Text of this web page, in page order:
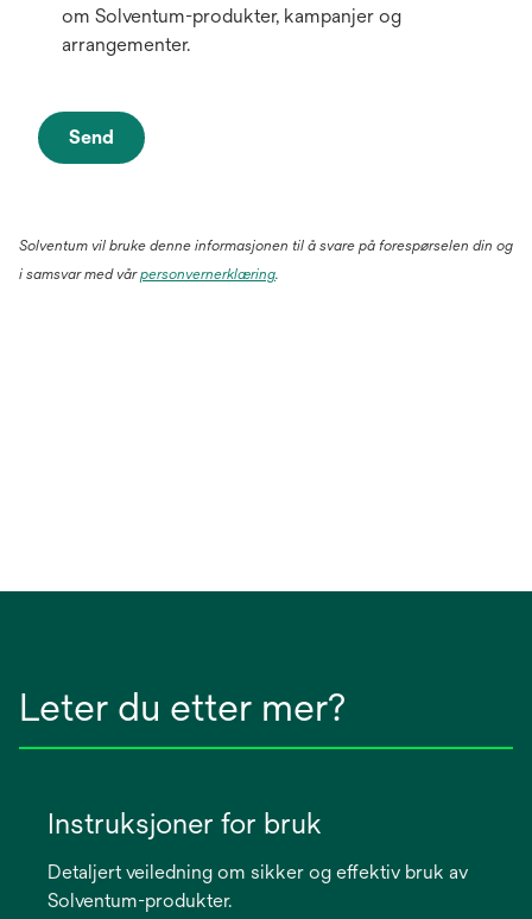
om Solventum-produkter, kampanjer og
arrangementer.
Send
Solventum vil bruke denne informasjonen til å svare på forespørselen din og
i samsvar med vårpersonvernerklæring.
Leter du etter mer?
Instruksjoner for bruk
Detaljert veiledning om sikker og effektiv bruk av
Solventum-produkter.